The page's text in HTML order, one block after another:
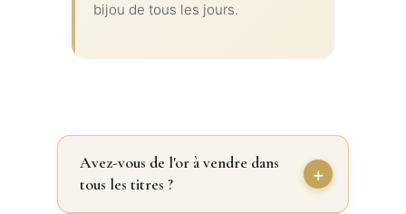
bijou de tous les jours.
Avez-vous de l'or à vendre dans
tous les titres ?